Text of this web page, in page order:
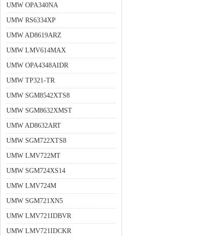
UMW OPA340NA
UMW RS6334XP
UMW AD8619ARZ
UMW LMV614MAX
UMW OPA4348AIDR
UMW TP321-TR
UMW SGM8542XTS8
UMW SGM8632XMST
UMW AD8632ART
UMW SGM722XTS8
UMW LMV722MT
UMW SGM724XS14
UMW LMV724M
UMW SGM721XN5
UMW LMV721IDBVR
UMW LMV721IDCKR